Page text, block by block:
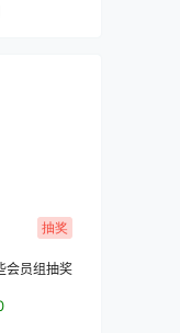
抽奖
会员组抽奖